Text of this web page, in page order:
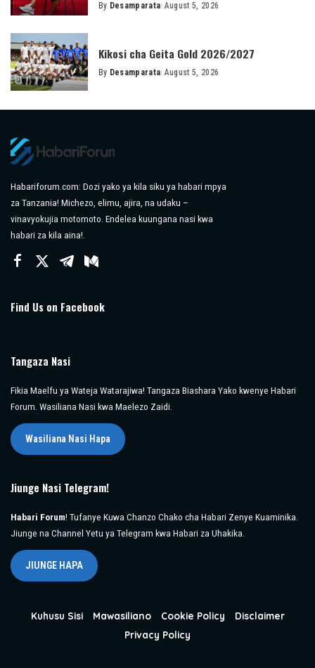
Posted
By Desamparata August 5, 2026
Kikosi cha Geita Gold 2026/2027
Posted
By Desamparata August 5, 2026
Habariforum.com: Dozi yako ya kila siku ya habari mpya
za Tanzania! Michezo, elimu, ajira, na udaku –
vinavyokujia motomoto. Endelea kuungana nasi kwa
habari za kila aina!.
Find Us on Facebook
Tangaza Nasi
Fikia Maelfu ya Wateja Watarajiwa! Tangaza Biashara Yako kwenye Habari
Forum. Wasiliana Nasi kwa Maelezo Zaidi.
Wasiliana Nasi Hapa
Jiunge Nasi Telegram!
Habari Forum! Tufanye Kuwa Chanzo Chako cha Habari Zenye Kuaminika.
Jiunge na Channel Yetu ya Telegram kwa Habari za Uhakika.
JIUNGE HAPA
Kuhusu Sisi Mawasiliano Cookie Policy
Disclaimer
Privacy Policy